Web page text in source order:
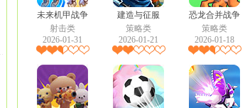
未来机甲战争
射击类
2026-01-31
建造与征服
策略类
2026-01-21
恐龙合并战争
策略类
2026-01-18